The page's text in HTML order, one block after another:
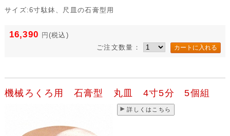
サイズ:6寸駄鉢、尺皿の石膏型用
16,390 円(税込)
ご注文数量：
機械ろくろ用 石膏型 丸皿 4寸5分 5個組
詳しくはこちら